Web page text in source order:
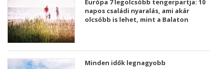
Európa 7 legolcsóbb tengerpartja: 10
napos családi nyaralás, ami akár
olcsóbb is lehet, mint a Balaton
Minden idők legnagyobb